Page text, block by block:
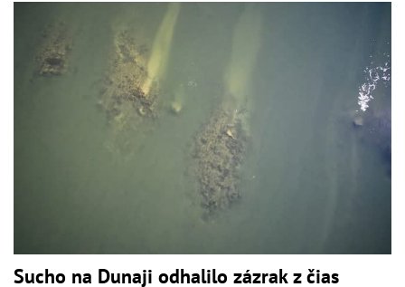
Sucho na Dunaji odhalilo zázrak z čias